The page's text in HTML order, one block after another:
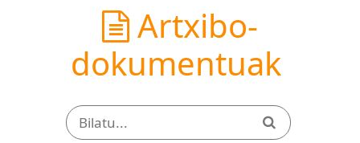
Artxibo-
dokumentuak